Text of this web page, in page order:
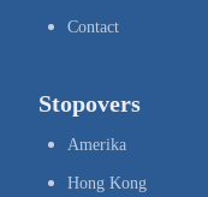
Contact
Stopovers
Amerika
Hong Kong